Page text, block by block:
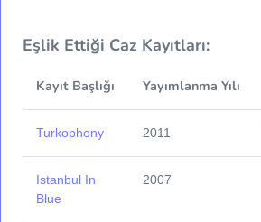
Eşlik Ettiği Caz Kayıtları:
Kayıt Başlığı Yayımlanma Yılı
Turkophony 2011
Istanbul In
Blue
2007